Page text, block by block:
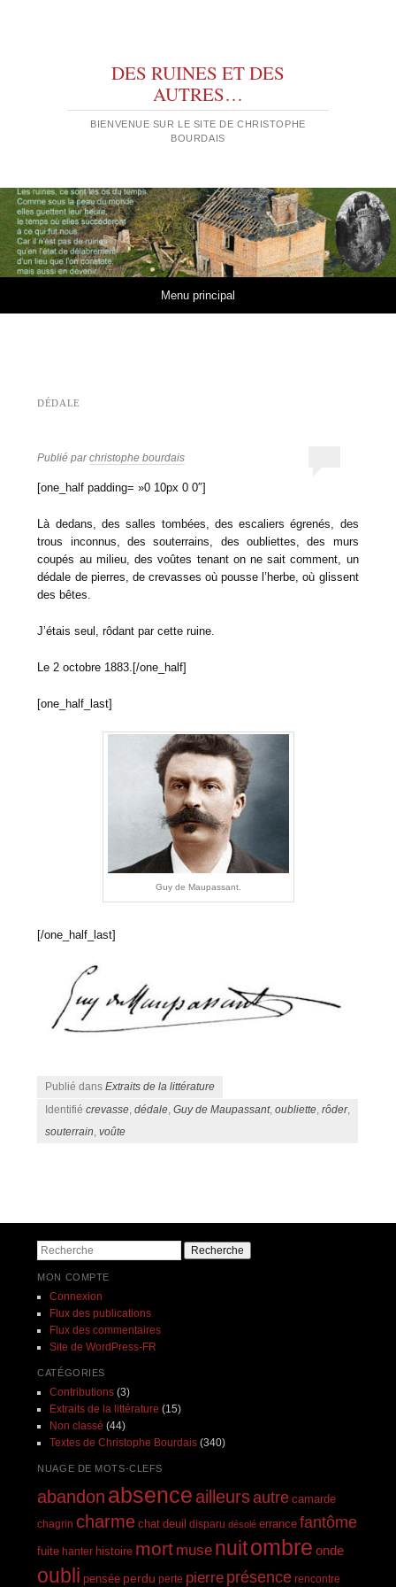
DES RUINES ET DES
AUTRES…
BIENVENUE SUR LE SITE DE CHRISTOPHE
BOURDAIS
Menu principal
DÉDALE
Publié parchristophe bourdais
[one_half padding= »0 10px 0 0″]
Là dedans, des salles tombées, des escaliers égrenés, des
trous inconnus, des souterrains, des oubliettes, des murs
coupés au milieu, des voûtes tenant on ne sait comment, un
dédale de pierres, de crevasses où pousse l’herbe, où glissent
des bêtes.
J’étais seul, rôdant par cette ruine.
Le 2 octobre 1883.[/one_half]
[one_half_last]
Guy de Maupassant.
[/one_half_last]
Publié dansExtraits de la littérature
Identifiécrevasse,dédale,Guy de Maupassant,oubliette,rôder,
souterrain,voûte
Recherche
MON COMPTE
Connexion
Flux des publications
Flux des commentaires
Site de WordPress-FR
CATÉGORIES
Contributions(3)
Extraits de la littérature (15)
Non classé (44)
Textes de Christophe Bourdais(340)
NUAGE DE MOTS-CLEFS
abandon absence ailleursautre camarde
chagrin charme chat deuil disparu désolé errance fantôme
fuite hanter histoire mort muse nuitombre onde
oubli pensée perdu perte pierre présence rencontre